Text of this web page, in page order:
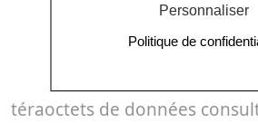
téraoctets de données
+ de
Personnaliser
Politique de